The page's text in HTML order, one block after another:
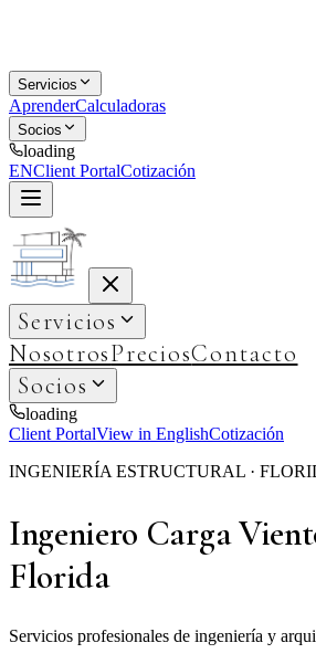
Servicios
AprenderCalculadoras
Socios
loading
ENClient PortalCotización
Servicios
NosotrosPreciosContacto
Socios
loading
Client PortalView in EnglishCotización
INGENIERÍA ESTRUCTURAL ·
Ingeniero Carga
Florida
Servicios profesionales de ingeniería y